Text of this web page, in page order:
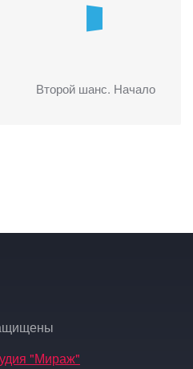
Второй шанс. Начало
"Мираж"